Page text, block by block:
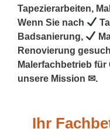
Tapezierarbeiten,
Wenn Sie nach
Badsanierung,
Renovierung
Malerfachbetrieb
unsere Mission ✉.
Ihr